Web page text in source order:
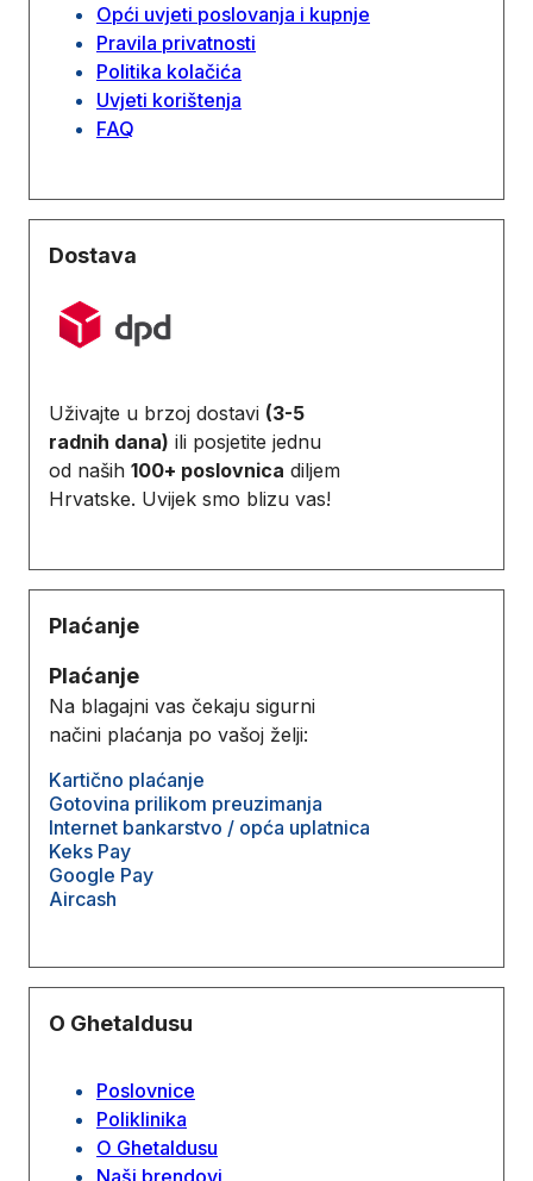
Opći uvjeti poslovanja i kupnje
Pravila privatnosti
Politika kolačića
Uvjeti korištenja
FAQ
Dostava
Uživajte u brzoj dostavi (3-5
radnih dana) ili posjetite jednu
od naših 100+ poslovnica diljem
Hrvatske. Uvijek smo blizu vas!
Plaćanje
Plaćanje
Na blagajni vas čekaju sigurni
načini plaćanja po vašoj želji:
Kartično plaćanje
Gotovina prilikom preuzimanja
Internet bankarstvo / opća uplatnica
Keks Pay
Google Pay
Aircash
O Ghetaldusu
Poslovnice
Poliklinika
O Ghetaldusu
Naši brendovi